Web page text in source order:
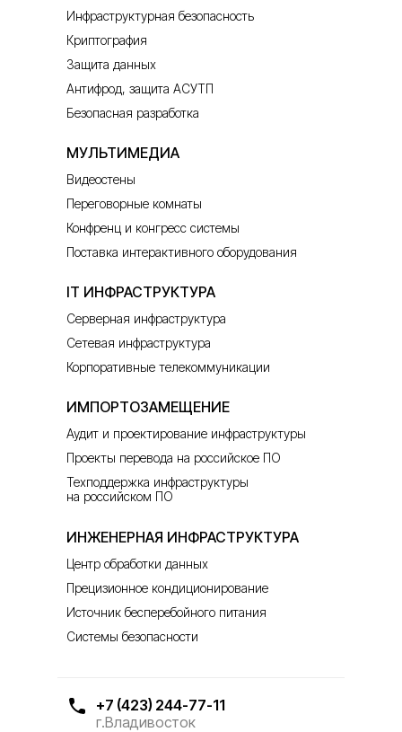
Безопасная разработка
Антифрод, защита АСУТП
Защита данных
Криптография
Инфраструктурная безопасность
Техподдержка инфраструктуры
на российском ПО
Проекты перевода на российское ПО
Аудит и проектирование инфраструктуры
ИМПОРТОЗАМЕЩЕНИЕ
Поставка интерактивного оборудования
Конфренц и конгресс системы
Переговорные комнаты
Видеостены
МУЛЬТИМЕДИА
Корпоративные телекоммуникации
Сетевая инфраструктура
Серверная инфраструктура
IT ИНФРАСТРУКТУРА
Системы безопасности
Источник бесперебойного питания
Прецизионное кондиционирование
Центр обработки данных
ИНЖЕНЕРНАЯ ИНФРАСТРУКТУРА
+7 (423) 244-77-11
г.Владивосток